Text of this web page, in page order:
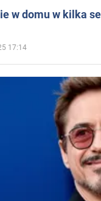
w domu w kilka
17:14